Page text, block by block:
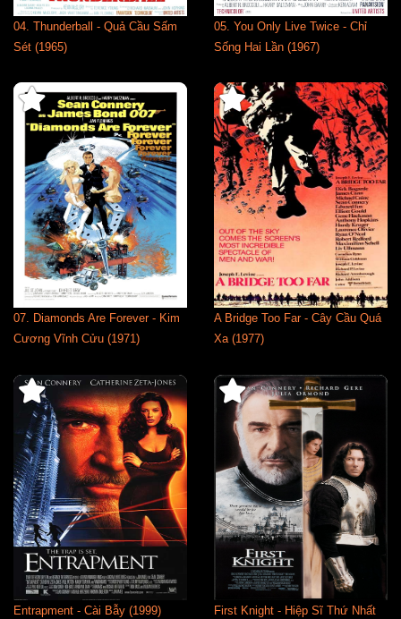
04. Thunderball - Quả Cầu Sấm
Sét (1965)
05. You Only Live Twice - Chỉ
Sống Hai Lần (1967)
07. Diamonds Are Forever - Kim
Cương Vĩnh Cửu (1971)
A Bridge Too Far - Cây Cầu Quá
Xa (1977)
Entrapment - Cài Bẫy (1999)
First Knight - Hiệp Sĩ Thứ Nhất